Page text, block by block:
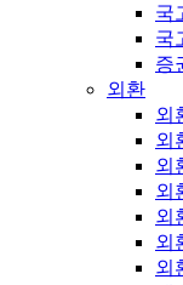
국
국
증
외환
외
외
외
외
외
외
외